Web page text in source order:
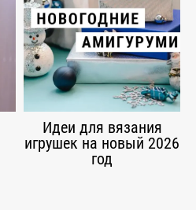
Идеи для вязания
игрушек на новый 2026
год